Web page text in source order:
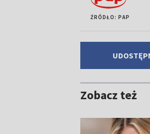
ŹRÓDŁO: PAP
Zobacz też